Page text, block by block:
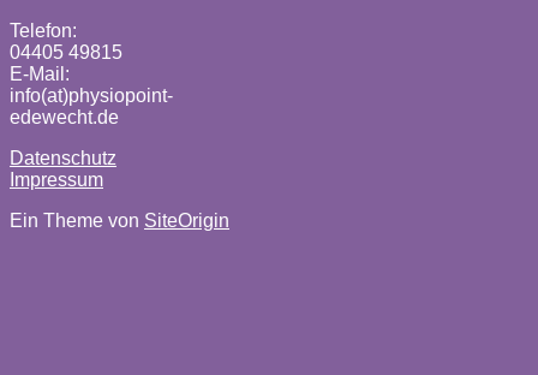
Telefon:
04405 49815
E-Mail:
info(at)physiopoint-
edewecht.de
Datenschutz
Impressum
Ein Theme von SiteOrigin